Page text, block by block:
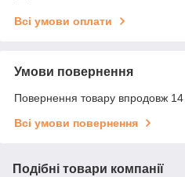
Всі умови оплати
Умови повернення
Повернення товару впродовж 14
Всі умови повернення
Подібні товари компанії